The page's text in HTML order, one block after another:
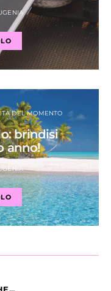
DEL MOMENTO
brindisi
anno!